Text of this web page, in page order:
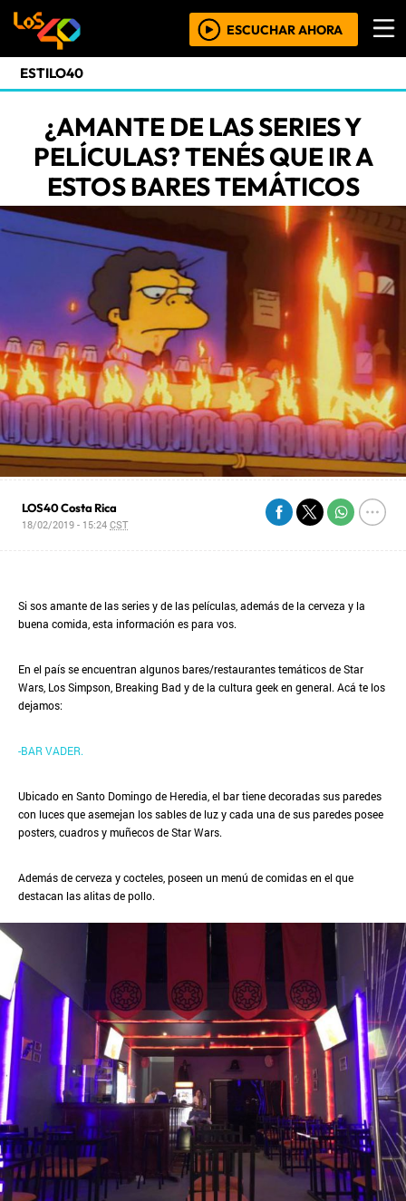
ESCUCHAR AHORA
ESTILO40
¿AMANTE DE LAS SERIES Y
PELÍCULAS? TENÉS QUE IR A
ESTOS BARES TEMÁTICOS
LOS40 Costa Rica
18/02/2019 - 15:24CST
Si sos amante de las series y de las películas, además de la cerveza y la
buena comida, esta información es para vos.
En el país se encuentran algunos bares/restaurantes temáticos de Star
Wars, Los Simpson, Breaking Bad y de la cultura geek en general. Acá te los
dejamos:
-BAR VADER.
Ubicado en Santo Domingo de Heredia, el bar tiene decoradas sus paredes
con luces que asemejan los sables de luz y cada una de sus paredes posee
posters, cuadros y muñecos de Star Wars.
Además de cerveza y cocteles, poseen un menú de comidas en el que
destacan las alitas de pollo.